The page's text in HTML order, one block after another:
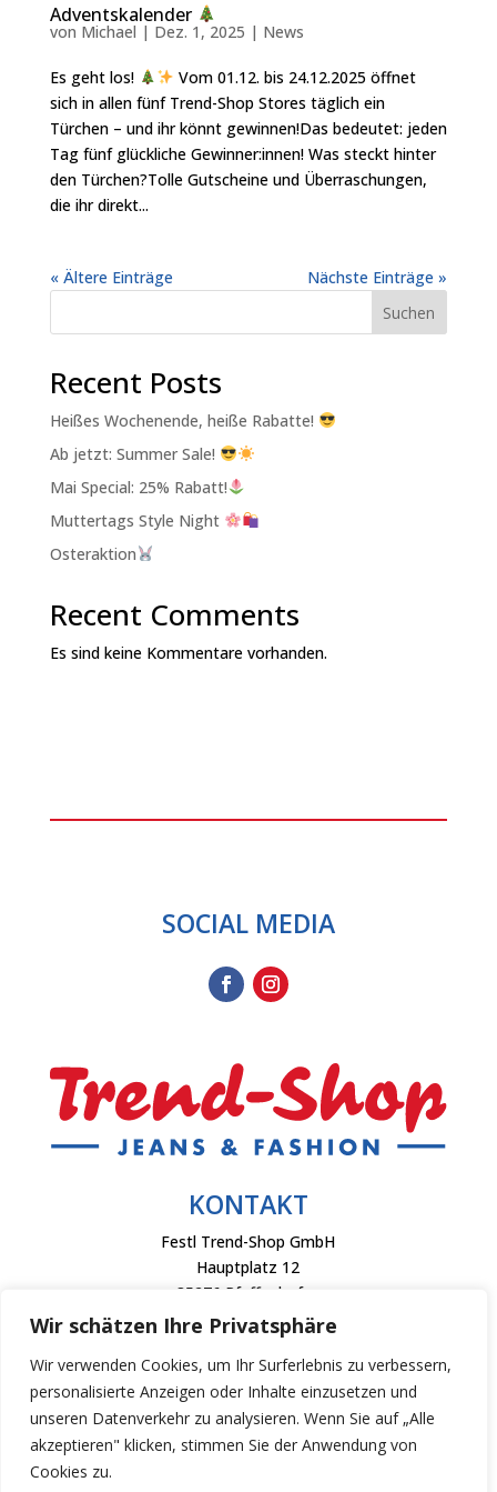
Wir schätzen Ihre Privatsphäre
Wir verwenden Cookies, um Ihr Surferlebnis zu verbessern,
personalisierte Anzeigen oder Inhalte einzusetzen und
unseren Datenverkehr zu analysieren. Wenn Sie auf „Alle
akzeptieren" klicken, stimmen Sie der Anwendung von
Cookies zu.
Adventskalender
von Michael | Dez. 1, 2025 | News
Es geht los!
Vom 01.12. bis 24.12.2025 öffnet
sich in allen fünf Trend-Shop Stores täglich ein
Türchen – und ihr könnt gewinnen!Das bedeutet: jeden
Tag fünf glückliche Gewinner:innen! Was steckt hinter
den Türchen?Tolle Gutscheine und Überraschungen,
die ihr direkt...
« Ältere Einträge
Nächste Einträge »
Suchen
Recent Posts
Heißes Wochenende, heiße Rabatte!
Ab jetzt: Summer Sale!
Mai Special: 25% Rabatt!
Muttertags Style Night
Osteraktion
Recent Comments
Es sind keine Kommentare vorhanden.
SOCIAL MEDIA
KONTAKT
Festl Trend-Shop GmbH
Hauptplatz 12
85276 Pfaffenhofen
Telefon: +49 8441 40460
Fax: +49 8441 404626
info@trendshop-online.de